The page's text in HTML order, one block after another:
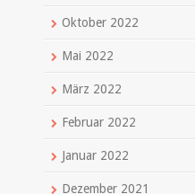
Oktober 2022
Mai 2022
März 2022
Februar 2022
Januar 2022
Dezember 2021